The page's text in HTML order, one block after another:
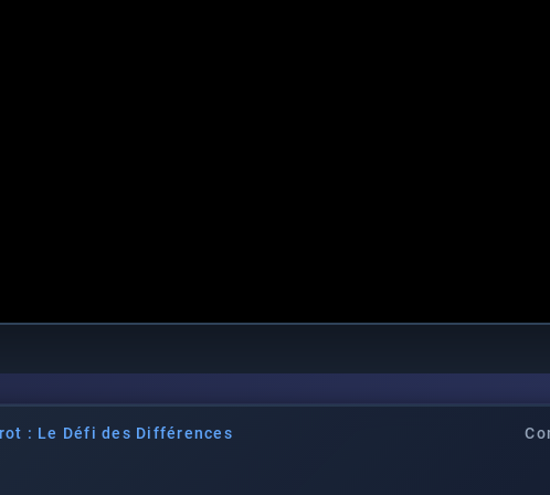
: Le Défi des Différences